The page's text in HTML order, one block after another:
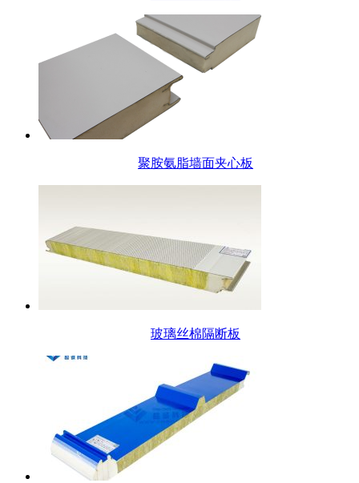
聚胺氨脂墙面夹心板
玻璃丝棉隔断板